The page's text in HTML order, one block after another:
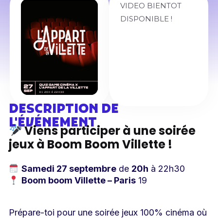
VIDEO BIENTOT
DISPONIBLE !
DESCRIPTION DE
L'ÉVÉNEMENT
Viens participer à une soirée
jeux à Boom Boom Villette !
Samedi 27 septembrede 20h à 22h30
Boom boom Villette – Paris19
Prépare-toi pour une soirée jeux 100% cinéma où